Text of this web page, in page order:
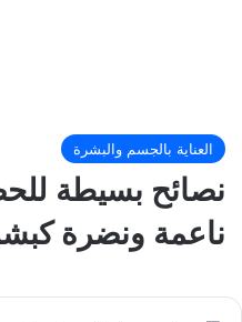
العناية بالجسم والبشرة
نصائح بسيطة
ناعمة ونضرة